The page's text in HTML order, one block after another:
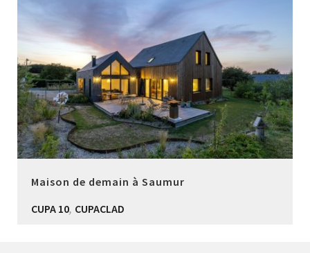
Maison de demain à Saumur
CUPA 10, CUPACLAD